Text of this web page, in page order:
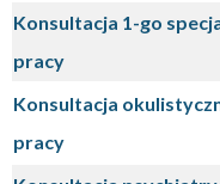
Konsultacja 1-go
pracy
Konsultacja
pracy